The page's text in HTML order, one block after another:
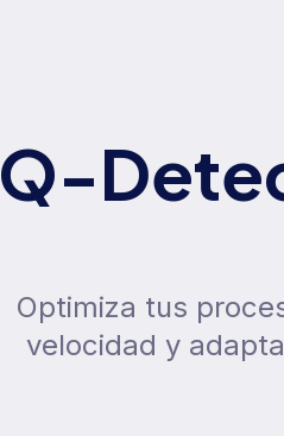
Q-
Optimiza tus
velocidad y